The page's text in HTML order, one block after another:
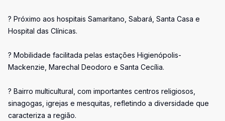
? Próximo aos hospitais Samaritano, Sabará, Santa Casa e
Hospital das Clínicas.
? Mobilidade facilitada pelas estações Higienópolis-
Mackenzie, Marechal Deodoro e Santa Cecília.
? Bairro multicultural, com importantes centros religiosos,
sinagogas, igrejas e mesquitas, refletindo a diversidade que
caracteriza a região.